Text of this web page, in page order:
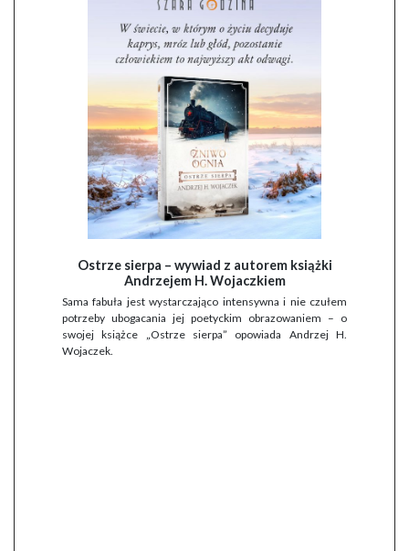
Ostrze sierpa – wywiad z autorem książki
Andrzejem H. Wojaczkiem
Sama fabuła jest wystarczająco intensywna i nie czułem
potrzeby ubogacania jej poetyckim obrazowaniem – o
swojej książce „Ostrze sierpa” opowiada Andrzej H.
Wojaczek.